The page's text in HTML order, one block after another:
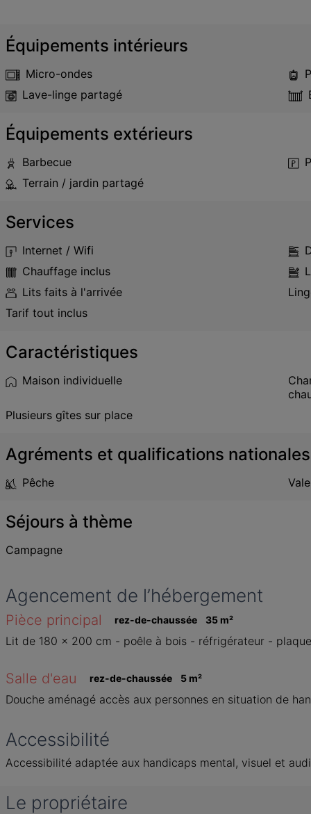
Équipements intérieurs
Micro-ondes
Lave-linge partagé
Équipements extérieurs
Barbecue
Terrain / jardin partagé
Services
Internet / Wifi
Chauffage inclus
Lits faits à l'arrivée
Tarif tout inclus
Caractéristiques
Maison individuelle
Plusieurs gîtes sur place
Agréments et qualifications nationales
Pêche
Séjours à thème
Campagne
Agencement de l’hébergement
Pièce principal rez-de-chaussée 35 m²
Lit de 180 x 200 cm - poêle à bois - réfrigérateur -
Salle d'eau rez-de-chaussée 5 m²
Douche aménagé accès aux personnes en situation de
Accessibilité
Accessibilité adaptée aux handicaps mental, visuel et
Le propriétaire